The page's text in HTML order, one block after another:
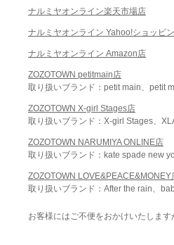
ナルミヤオンライン楽天市場店
ナルミヤオンライン Yahoo!ショッピ
ナルミヤオンライン Amazon店
ZOZOTOWN petitmain店
取り扱いブランド：petit main、petit
ZOZOTOWN X-girl Stages店
取り扱いブランド：X-girl Stages、
ZOZOTOWN NARUMIYA ONLINE店
取り扱いブランド：kate spade new
ZOZOTOWN LOVE&PEACE&MONEY
取り扱いブランド：After the rain、
お客様にはご不便をおかけいたしま